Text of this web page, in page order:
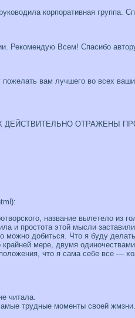
корпоративная группа.
Рекомендую Всем! Спасибо
вам лучшего во всех
ДЕЙСТВИТЕЛЬНО ОТРАЖЕНЫ
название вылетело из
и простота этой мысли
можно добиться. Что я буду
мере, двумя
что я сама себе все —
читала.
трудные моменты своей